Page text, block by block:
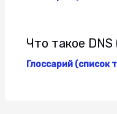
Что такое
Глоссарий (список